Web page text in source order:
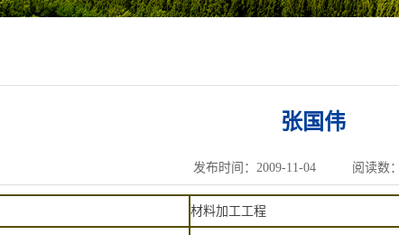
张国伟
发布时间：2009-11-04 阅读数：
材料加工工程